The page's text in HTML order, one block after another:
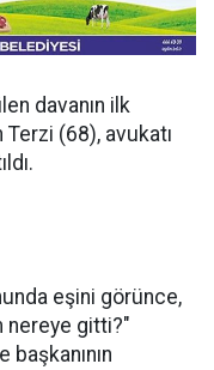
davanın ilk
Terzi (68), avukatı
eşini görünce,
nereye gitti?"